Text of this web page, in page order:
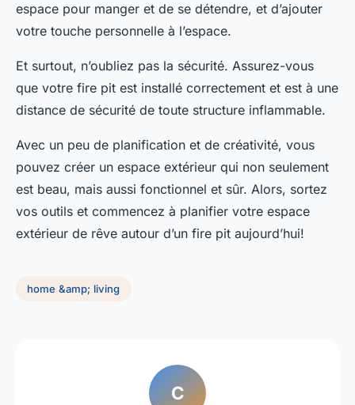
espace pour manger et de se détendre, et d’ajouter
votre touche personnelle à l’espace.
Et surtout, n’oubliez pas la sécurité. Assurez-vous
que votre fire pit est installé correctement et est à une
distance de sécurité de toute structure inflammable.
Avec un peu de planification et de créativité, vous
pouvez créer un espace extérieur qui non seulement
est beau, mais aussi fonctionnel et sûr. Alors, sortez
vos outils et commencez à planifier votre espace
extérieur de rêve autour d’un fire pit aujourd’hui!
home &amp; living
C